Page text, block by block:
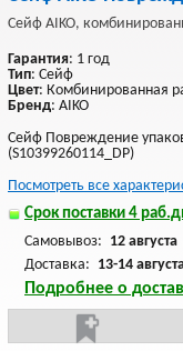
Сейф AIKO,
Гарантия: 1 год
Тип: Сейф
Цвет: Комбинированная
Бренд: AIKO
Сейф Повреждение
(S10399260114_DP)
Посмотреть все
Срок поставки 4
Самовывоз: 12 августа
Доставка: 13-14
Подробнее о